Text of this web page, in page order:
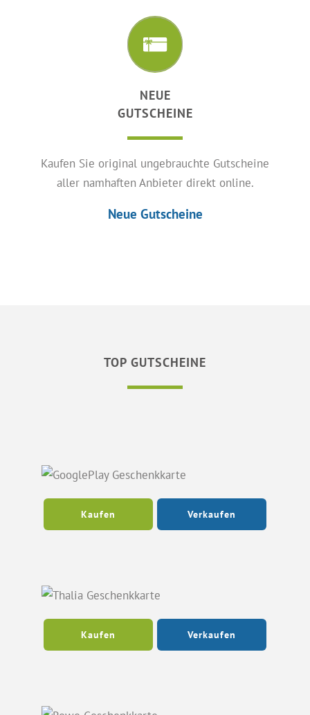
NEUE
GUTSCHEINE
Kaufen Sie original ungebrauchte Gutscheine
aller namhaften Anbieter direkt online.
Neue Gutscheine
TOP GUTSCHEINE
Kaufen Verkaufen
Kaufen Verkaufen